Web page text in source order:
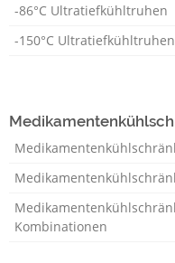
-86°C Ultratiefkühltruhen
-150°C Ultratiefkühltruhen
Kombinationen